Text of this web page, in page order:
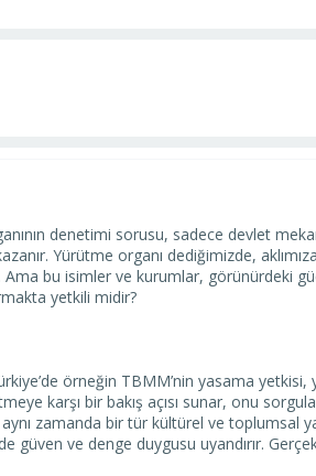
denetimi sorusu, sadece devlet
Yürütme organı dediğimizde,
bu isimler ve kurumlar, görünürdeki
yetkili midir?
örneğin TBMM’nin yasama yetkisi,
karşı bir bakış açısı sunar, onu
zamanda bir tür kültürel ve toplumsal
ve denge duygusu uyandırır.